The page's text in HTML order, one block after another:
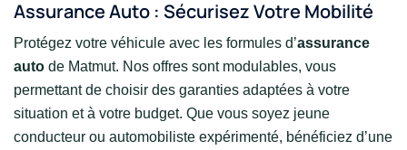
Assurance Auto : Sécurisez Votre Mobilité
Protégez votre véhicule avec les formules d’assurance
auto de Matmut. Nos offres sont modulables, vous
permettant de choisir des garanties adaptées à votre
situation et à votre budget. Que vous soyez jeune
conducteur ou automobiliste expérimenté, bénéficiez d’une